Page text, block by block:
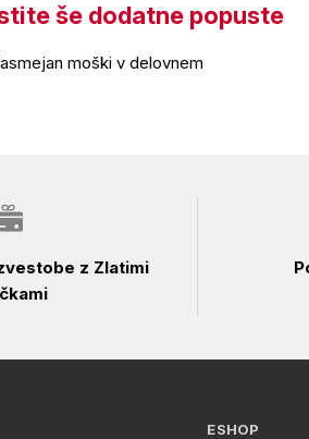
še dodatne popuste
moški v delovnem
z Zlatimi
ESHOP